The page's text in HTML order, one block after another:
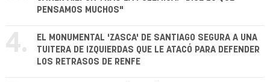
PENSAMOS MUCHOS"
4.
EL MONUMENTAL 'ZASCA' DE SANTIAGO SEGURA A UNA
TUITERA DE IZQUIERDAS QUE LE ATACÓ PARA DEFENDER
LOS RETRASOS DE RENFE